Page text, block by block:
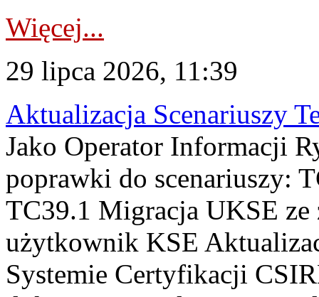
Więcej...
29 lipca 2026, 11:39
Aktualizacja Scenariuszy
Jako Operator Informacji
poprawki do scenariuszy:
TC39.1 Migracja UKSE
użytkownik KSE
Systemie Certyfikacji